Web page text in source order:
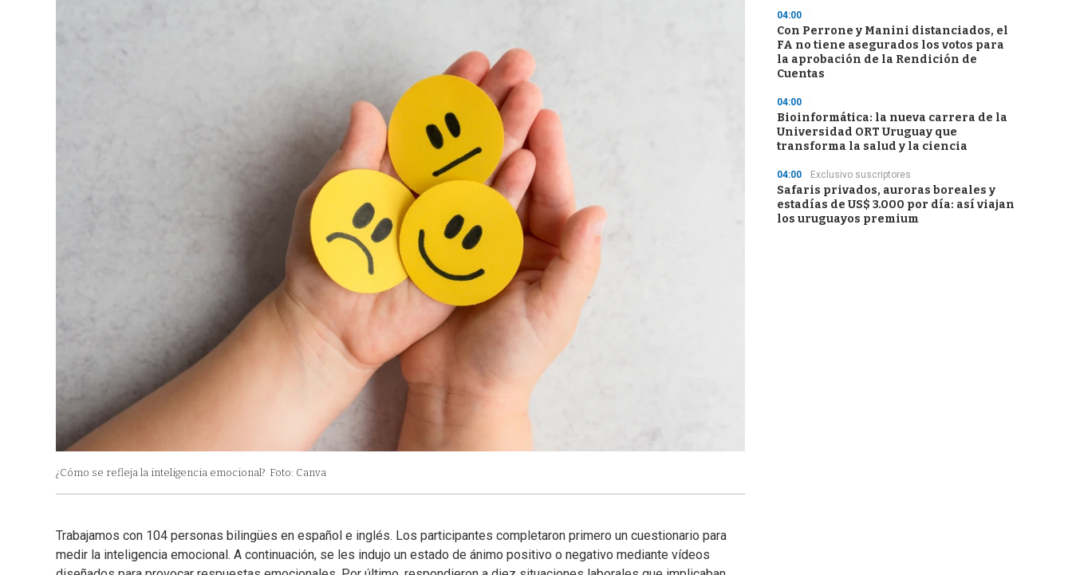
¿Cómo se refleja la inteligencia emocional? Foto: Canva
Trabajamos con 104 personas bilingües en español e inglés. Los participantes completaron primero un cuestionario para
medir la inteligencia emocional. A continuación, se les indujo un estado de ánimo positivo o negativo mediante vídeos
04:00
Con Perrone y Manini distanciados, el
FA no tiene asegurados los votos para
la aprobación de la Rendición de
Cuentas
04:00
Bioinformática: la nueva carrera de la
Universidad ORT Uruguay que
transforma la salud y la ciencia
04:00 Exclusivo suscriptores
Safaris privados, auroras boreales y
estadías de US$ 3.000 por día: así viajan
los uruguayos premium